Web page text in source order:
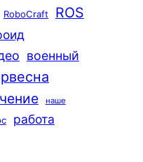
RoboCraft ROS
военный
наше
работа